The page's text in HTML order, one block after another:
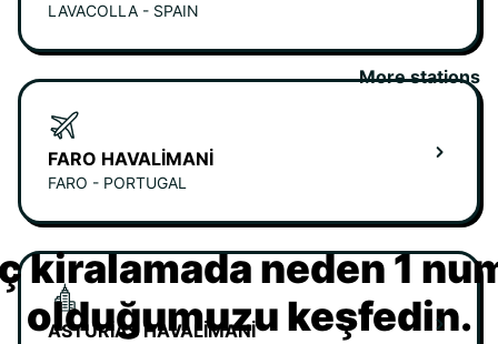
LAVACOLLA - SPAIN
FARO HAVALIMANI
FARO - PORTUGAL
ASTURIAS HAVALIMANI
More stations
kiralamada neden 1
olduğumuzu keşfedin.